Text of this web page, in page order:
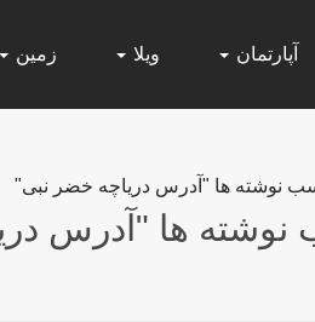
آپارتمان ویلا زمین
نوشته ها "آدرس دریاچه خضر نبی"
ها "آدرس